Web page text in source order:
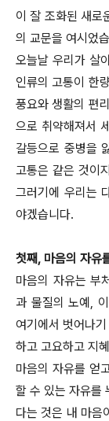
이 잘 조화된 새로
의 교문을 여시었
오늘날 우리가 살
인류의 고통이 한
풍요와 생활의 편
으로 취약해져서
갈등으로 중병을
고통은 같은 것이
그러기에 우리는
야겠습니다.
첫째, 마음의 자유
마음의 자유는 부
과 물질의 노예,
여기에서 벗어나
하고 고요하고 지
마음의 자유를 얻
할 수 있는 자유를
다는 것은 내 마음